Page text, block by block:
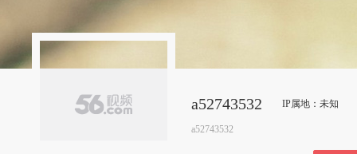
a52743532 IP属地：未知
a52743532